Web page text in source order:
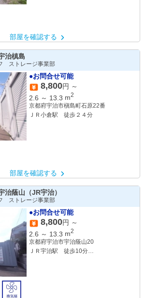
部屋を確認する
治槙島
ストレージ事業部
●お問合せ可能
8,800円 ～
2.6 ～ 13.3 m2
京都府宇治市槇島町石原22番
ＪＲ小倉駅 徒歩２４分
部屋を確認する
治蔭山（JR宇治）
ストレージ事業部
●お問合せ可能
8,800円 ～
2.6 ～ 13.3 m2
京都府宇治市宇治蔭山20
ＪＲ宇治駅 徒歩10分